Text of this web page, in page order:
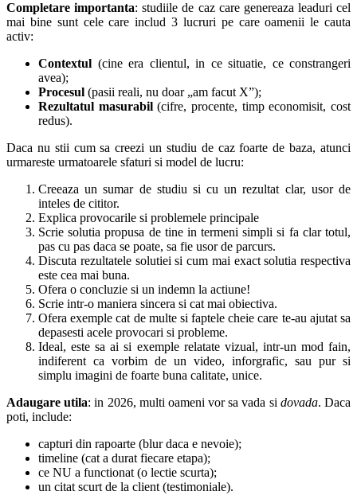
Completare importanta: studiile de caz care genereaza leaduri cel
mai bine sunt cele care includ 3 lucruri pe care oamenii le cauta
activ:
Contextul (cine era clientul, in ce situatie, ce constrangeri
avea);
Procesul (pasii reali, nu doar „am facut X”);
Rezultatul masurabil(cifre, procente, timp economisit, cost
redus).
Daca nu stii cum sa creezi un studiu de caz foarte de baza, atunci
urmareste urmatoarele sfaturi si model de lucru:
Creeaza un sumar de studiu si cu un rezultat clar, usor de
inteles de cititor.
Explica provocarile si problemele principale
Scrie solutia propusa de tine in termeni simpli si fa clar totul,
pas cu pas daca se poate, sa fie usor de parcurs.
Discuta rezultatele solutiei si cum mai exact solutia respectiva
este cea mai buna.
Ofera o concluzie si un indemn la actiune!
Scrie intr-o maniera sincera si cat mai obiectiva.
Ofera exemple cat de multe si faptele cheie care te-au ajutat sa
depasesti acele provocari si probleme.
Ideal, este sa ai si exemple relatate vizual, intr-un mod fain,
indiferent ca vorbim de un video, inforgrafic, sau pur si
simplu imagini de foarte buna calitate, unice.
Adaugare utila: in 2026, multi oameni vor sa vada si dovada. Daca
poti, include:
capturi din rapoarte (blur daca e nevoie);
timeline (cat a durat fiecare etapa);
ce NU a functionat (o lectie scurta);
un citat scurt de la client (testimoniale).